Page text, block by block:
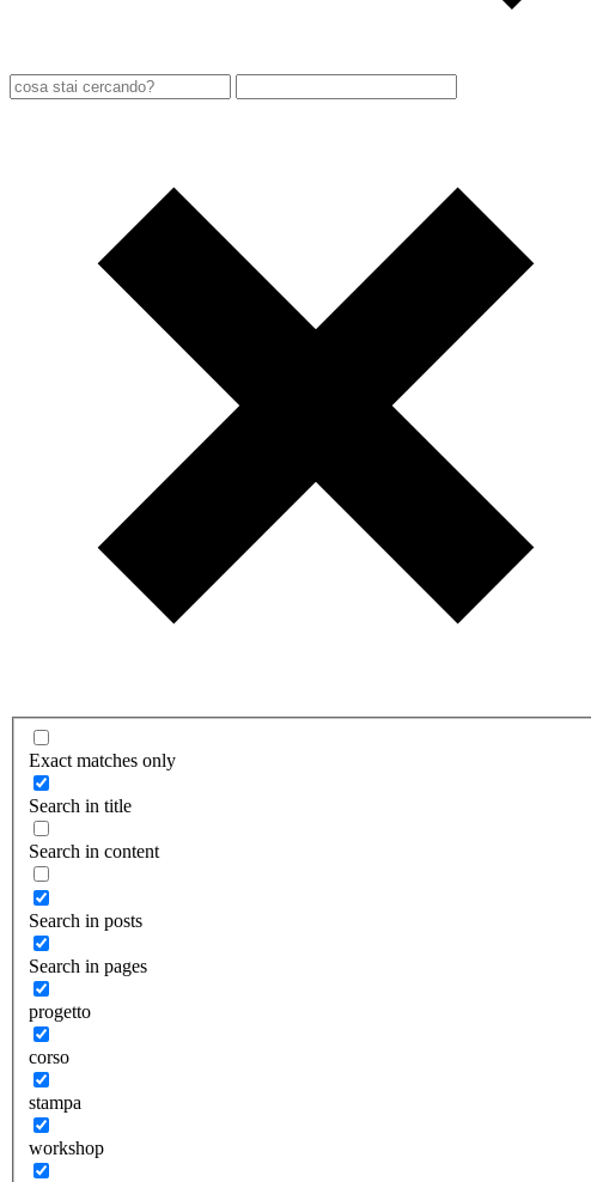
Exact matches only
Search in title
Search in content
Search in posts
Search in pages
progetto
corso
stampa
workshop